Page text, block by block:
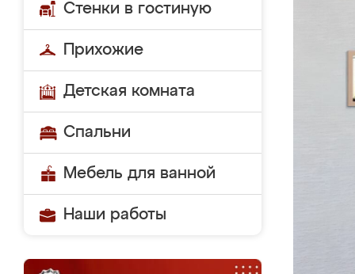
Стенки в гостиную
Прихожие
Детская комната
Спальни
Мебель для ванной
Наши работы